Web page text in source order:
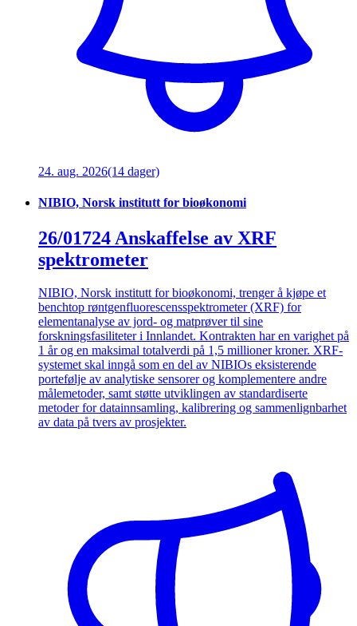
24. aug. 2026(14 dager)
NIBIO, Norsk institutt for bioøkonomi
26/01724 Anskaffelse av XRF
spektrometer
NIBIO, Norsk institutt for bioøkonomi, trenger å kjøpe et
benchtop røntgenfluorescensspektrometer (XRF) for
elementanalyse av jord- og matprøver til sine
forskningsfasiliteter i Innlandet. Kontrakten har en varighet på
1 år og en maksimal totalverdi på 1,5 millioner kroner. XRF-
systemet skal inngå som en del av NIBIOs eksisterende
portefølje av analytiske sensorer og komplementere andre
målemetoder, samt støtte utviklingen av standardiserte
metoder for datainnsamling, kalibrering og sammenlignbarhet
av data på tvers av prosjekter.